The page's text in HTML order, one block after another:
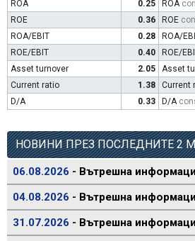
ROA 0.25 ROA
ROE
0.36 ROE
ROA/EBIT
0.28 ROA/
ROE/EBIT
0.40 ROE/
Asset turnover
2.05 Asset
Current ratio
1.38 Current
D/A
0.33 D/A
НОВИНИ ПРЕЗ ПОСЛЕДНИТЕ 2
06.08.2026 - Вътрешна
04.08.2026 - Вътрешна
31.07.2026 - Вътрешна